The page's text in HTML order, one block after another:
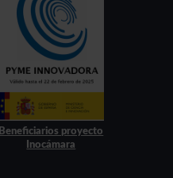
Beneficiarios proyecto
Inocámara